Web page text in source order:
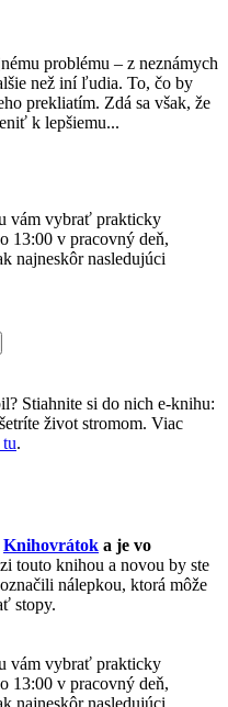
problému – z neznámych
než iní ľudia. To, čo by
prekliatím. Zdá sa však, že
k lepšiemu...
vám vybrať prakticky
13:00 v pracovný deň,
najneskôr nasledujúci
Stiahnite si do nich e-knihu:
život stromom. Viac
.
Knihovrátok a je vo
touto knihou a novou by ste
nálepkou, ktorá môže
stopy.
vám vybrať prakticky
13:00 v pracovný deň,